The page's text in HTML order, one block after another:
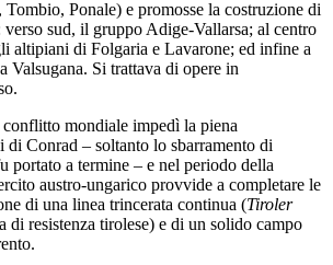
Ponale) e promosse la costruzione di
sud, il gruppo Adige-Vallarsa; al centro
altipiani di Folgaria e Lavarone; ed infine a
Valsugana. Si trattava di opere in
mondiale impedì la piena
di Conrad – soltanto lo sbarramento di
portato a termine – e nel periodo della
austro-ungarico provvide a completare le
di una linea trincerata continua (Tiroler
di resistenza tirolese) e di un solido campo